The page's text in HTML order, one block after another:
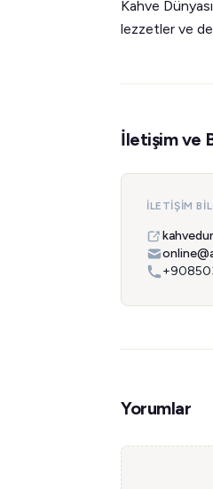
Kahve
lezzetler ve
İletişim ve
İLETIŞIM
Yorumlar